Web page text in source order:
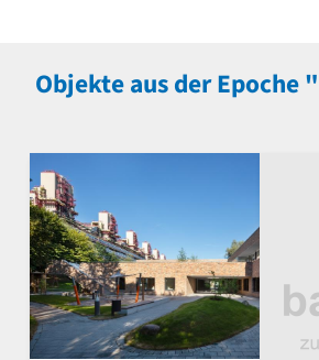
Objekte aus der Epoche